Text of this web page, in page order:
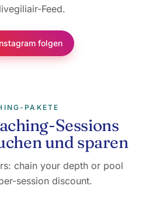
Feed.
folgen
PAKETE
Sessions
und sparen
chain your depth or pool
session discount.